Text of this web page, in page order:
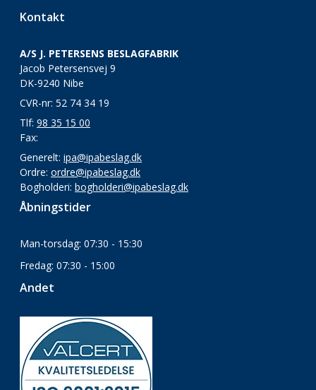
Kontakt
A/S J. PETERSENS BESLAGFABRIK
Jacob Petersensvej 9
DK-9240 Nibe
CVR-nr: 52 74 34 19
Tlf: 98 35 15 00
Fax:
Generelt: ipa@ipabeslag.dk
Ordre: ordre@ipabeslag.dk
Bogholderi: bogholderi@ipabeslag.dk
Åbningstider
Man-torsdag: 07:30 - 15:30
Fredag: 07:30 - 15:00
Andet